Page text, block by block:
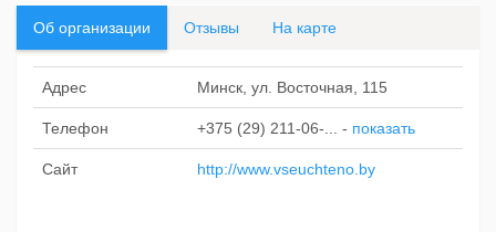
Об организации Отзывы На карте
Адрес Минск, ул. Восточная, 115
Телефон +375 (29) 211-06-... - показать
Сайт http://www.vseuchteno.by